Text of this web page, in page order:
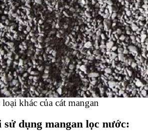
khác của cát mangan
dụng mangan lọc nước: